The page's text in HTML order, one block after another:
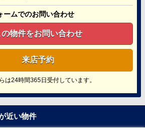
ームでのお問い合わせ
の物件をお問い合わせ
来店予約
は24時間365日受付しています。
近い物件